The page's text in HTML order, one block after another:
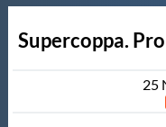
Tuffi
Supercoppa.
25